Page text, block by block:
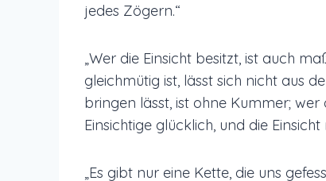
jedes Zögern.“
„Wer die Einsicht besitzt, ist auch
gleichmütig ist, lässt sich nicht aus
bringen lässt, ist ohne Kummer;
Einsichtige glücklich, und die
„Es gibt nur eine Kette, die uns